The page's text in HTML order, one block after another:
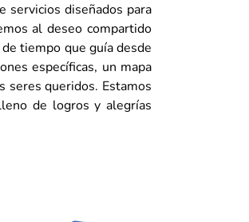
servicios diseñados para
al deseo compartido
tiempo que guía desde
específicas, un mapa
seres queridos. Estamos
de logros y alegrías